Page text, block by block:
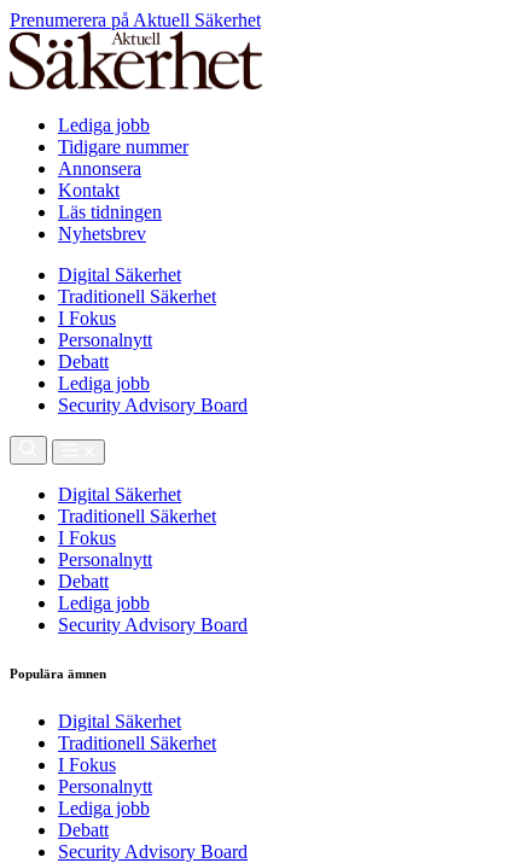
Prenumerera på Aktuell Säkerhet
Lediga jobb
Tidigare nummer
Annonsera
Kontakt
Läs tidningen
Nyhetsbrev
Digital Säkerhet
Traditionell Säkerhet
I Fokus
Personalnytt
Debatt
Lediga jobb
Security Advisory Board
Digital Säkerhet
Traditionell Säkerhet
I Fokus
Personalnytt
Debatt
Lediga jobb
Security Advisory Board
Populära ämnen
Digital Säkerhet
Traditionell Säkerhet
I Fokus
Personalnytt
Lediga jobb
Debatt
Security Advisory Board